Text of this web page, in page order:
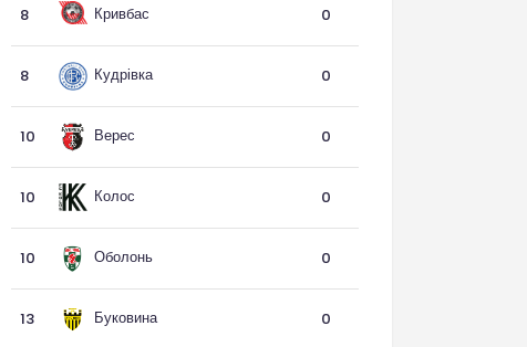
8 Кривбас 0
8 Кудрівка 0
10 Верес 0
10 Колос 0
10 Оболонь 0
13 Буковина 0